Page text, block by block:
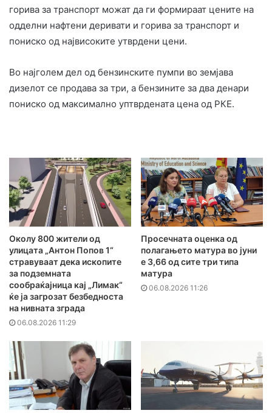
горива за транспорт можат да ги формираат цените на
одделни нафтени деривати и горива за транспорт и
пониско од највисоките утврдени цени.
Во најголем дел од бензинските пумпи во земјава
дизелот се продава за три, а бензините за два денари
пониско од максимално уптврдената цена од РКЕ.
Околу 800 жители од
улицата „Антон Попов 1“
стравуваат дека ископите
за подземната
сообраќајница кај „Лимак“
ќе ја загрозат безбедноста
на нивната зграда
06.08.2026 11:29
Просечната оценка од
полагањето матура во јуни
е 3,66 од сите три типа
матура
06.08.2026 11:26